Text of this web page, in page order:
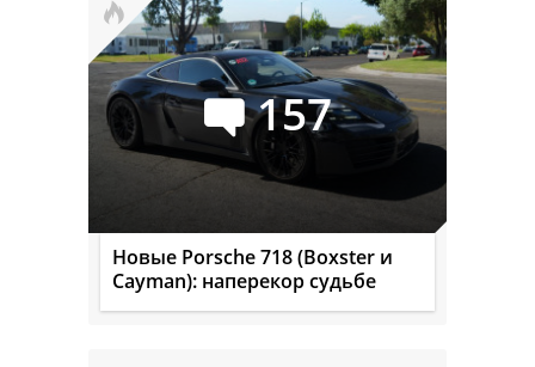
157
Новые Porsche 718 (Boxster и
Cayman): наперекор судьбе